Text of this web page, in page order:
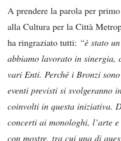
A prendere la parola per
alla Cultura per la Città
ha ringraziato tutti: “è stato
abbiamo lavorato in
vari Enti. Perché i Bronzi
eventi previsti si svolgeranno
coinvolti in questa iniziativa.
concerti ai monologhi, l’arte
con mostre, tra cui una di